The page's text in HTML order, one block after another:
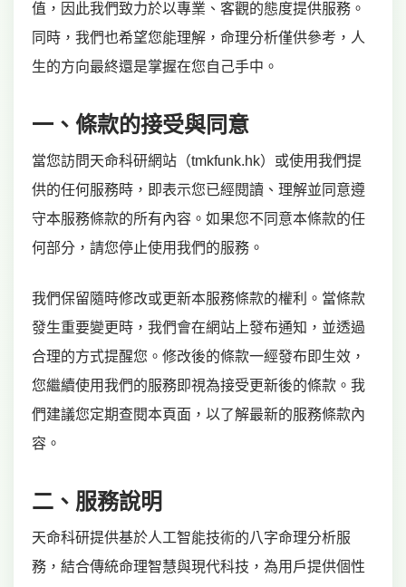
值，因此我們致力於以專業、客觀的態度提供服務。
同時，我們也希望您能理解，命理分析僅供參考，人
生的方向最終還是掌握在您自己手中。
一、條款的接受與同意
當您訪問天命科研網站（tmkfunk.hk）或使用我們提
供的任何服務時，即表示您已經閱讀、理解並同意遵
守本服務條款的所有內容。如果您不同意本條款的任
何部分，請您停止使用我們的服務。
我們保留隨時修改或更新本服務條款的權利。當條款
發生重要變更時，我們會在網站上發布通知，並透過
合理的方式提醒您。修改後的條款一經發布即生效，
您繼續使用我們的服務即視為接受更新後的條款。我
們建議您定期查閱本頁面，以了解最新的服務條款內
容。
二、服務說明
天命科研提供基於人工智能技術的八字命理分析服
務，結合傳統命理智慧與現代科技，為用戶提供個性